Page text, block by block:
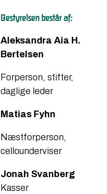
Bestyrelsen består af:
Aleksandra Aia H.
Bertelsen
Forperson, stifter,
daglige leder
Matias Fyhn
Næstforperson,
cellounderviser
Jonah Svanberg
​Kasser